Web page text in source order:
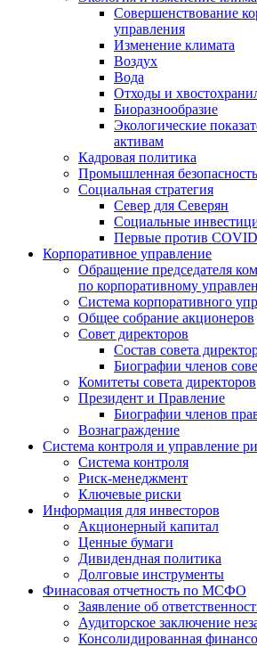
Совершенствование
управления
Изменение климата
Воздух
Вода
Отходы и
Биоразнообразие
Экологические
активам
Кадровая политика
Промышленная
Социальная стратегия
Север для Северян
Социальные
Первые против
Корпоративное управление
Обращение председателя
по корпоративному
Система корпоративного
Общее собрание акционеров
Совет директоров
Состав совета
Биографии членов
Комитеты совета директоров
Президент и Правление
Биографии членов
Вознаграждение
Система контроля и управление
Система контроля
Риск-менеджмент
Ключевые риски
Информация для инвесторов
Акционерный капитал
Ценные бумаги
Дивидендная политика
Долговые инструменты
Финасовая отчетность по МСФО
Заявление об
Аудиторское заключение
Консолидированная